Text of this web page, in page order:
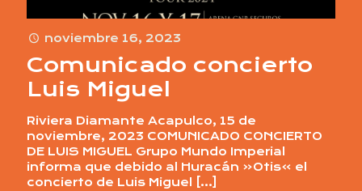
noviembre 16, 2023
Comunicado concierto
Luis Miguel
Riviera Diamante Acapulco, 15 de
noviembre, 2023 COMUNICADO CONCIERTO
DE LUIS MIGUEL Grupo Mundo Imperial
informa que debido al Huracán «Otis» el
concierto de Luis Miguel
[…]